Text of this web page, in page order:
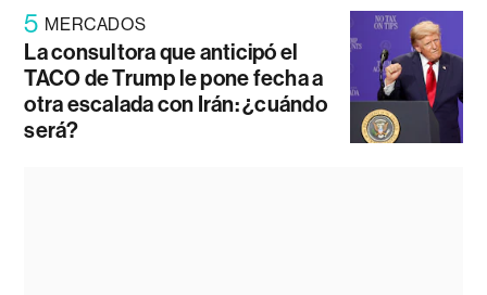
5 MERCADOS
La consultora que anticipó el
TACO de Trump le pone fecha a
otra escalada con Irán: ¿cuándo
será?